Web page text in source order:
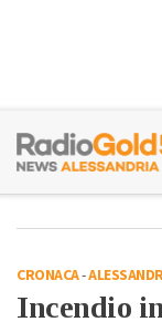
CRONACA-
Incendio